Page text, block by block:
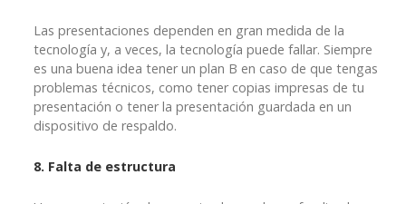
Las presentaciones dependen en gran medida de la
tecnología y, a veces, la tecnología puede fallar. Siempre
es una buena idea tener un plan B en caso de que tengas
problemas técnicos, como tener copias impresas de tu
presentación o tener la presentación guardada en un
dispositivo de respaldo.
8. Falta de estructura